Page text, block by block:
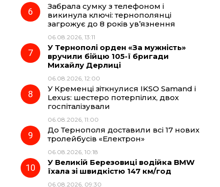
Забрала сумку з телефоном і
викинула ключі: тернополянці
загрожує до 8 років ув’язнення
06.08.2026, 13:11
У Тернополі орден «За мужність»
вручили бійцю 105-ї бригади
Михайлу Дерлиці
06.08.2026, 12:00
У Кременці зіткнулися IKSO Samand і
Lexus: шестеро потерпілих, двох
госпіталізували
06.08.2026, 11:00
До Тернополя доставили всі 17 нових
тролейбусів «Електрон»
06.08.2026, 10:18
У Великій Березовиці водійка BMW
їхала зі швидкістю 147 км/год
06.08.2026, 09:30